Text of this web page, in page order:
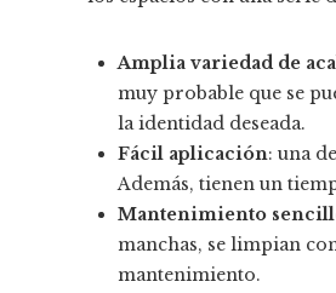
Amplia variedad de
muy probable que se
la identidad deseada.
Fácil aplicación: una
Además, tienen un
Mantenimiento
manchas, se limpian
mantenimiento.